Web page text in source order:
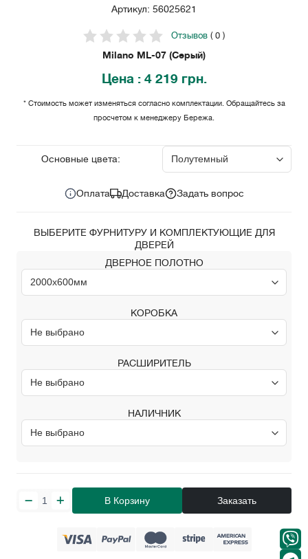
Артикул: 56025621
Отзывов ( 0 )
Milano ML-07 (Серый)
Цена : 4 219 грн.
* Стоимость может изменяться согласно комплектации. Обращайтесь за
просчетом к менеджеру Бережа.
Основные цвета:
Оплата Доставка Задать вопрос
ВЫБЕРИТЕ ФУРНИТУРУ И КОМПЛЕКТУЮЩИЕ ДЛЯ
ДВЕРЕЙ
ДВЕРНОЕ ПОЛОТНО
КОРОБКА
РАСШИРИТЕЛЬ
НАЛИЧНИК
В Корзину Заказать